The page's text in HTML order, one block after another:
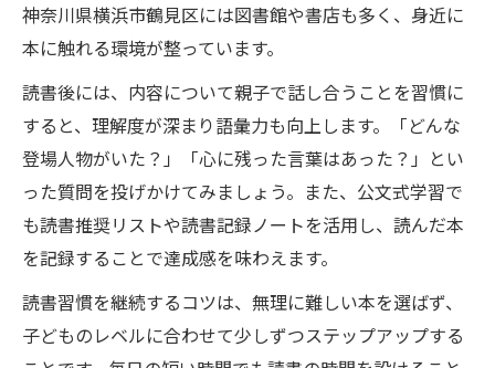
神奈川県横浜市鶴見区には図書館や書店も多く、身近に
本に触れる環境が整っています。
読書後には、内容について親子で話し合うことを習慣に
すると、理解度が深まり語彙力も向上します。「どんな
登場人物がいた？」「心に残った言葉はあった？」とい
った質問を投げかけてみましょう。また、公文式学習で
も読書推奨リストや読書記録ノートを活用し、読んだ本
を記録することで達成感を味わえます。
読書習慣を継続するコツは、無理に難しい本を選ばず、
子どものレベルに合わせて少しずつステップアップする